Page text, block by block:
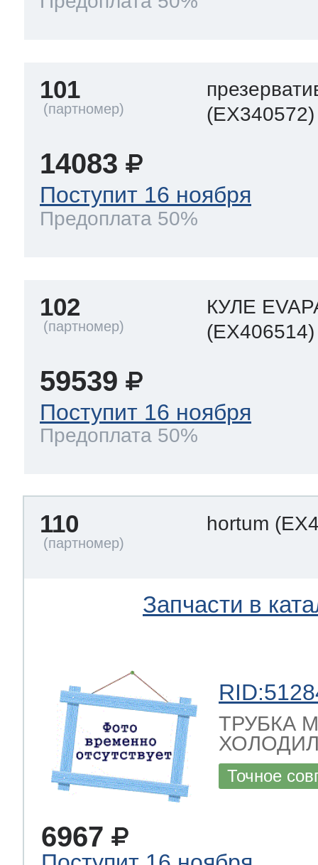
101
(EX340572)
14083
Поступит 16 ноября
Предоплата 50%
102
КУЛЕ
(EX406514)
59539
Поступит 16 ноября
Предоплата 50%
110 hortum
Запчасти в
ТРУБКА
Точное
6967